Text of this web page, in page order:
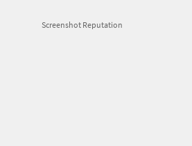
Screenshot Reputation